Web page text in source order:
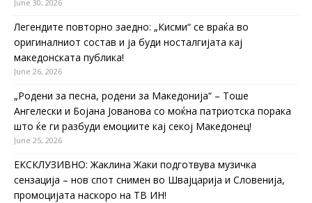
June 30, 2026
Легендите повторно заедно: „Кисми“ се враќа во
оригиналниот состав и ја буди носталгијата кај
македонската публика!
June 26, 2026
„Родени за песна, родени за Македонија“ – Тоше
Ангелески и Бојана Јованова со моќна патриотска порака
што ќе ги разбуди емоциите кај секој Македонец!
June 25, 2026
ЕКСКЛУЗИВНО: Жаклина Жаки подготвува музичка
сензација – нов спот снимен во Швајцарија и Словенија,
промоцијата наскоро на ТВ ИН!